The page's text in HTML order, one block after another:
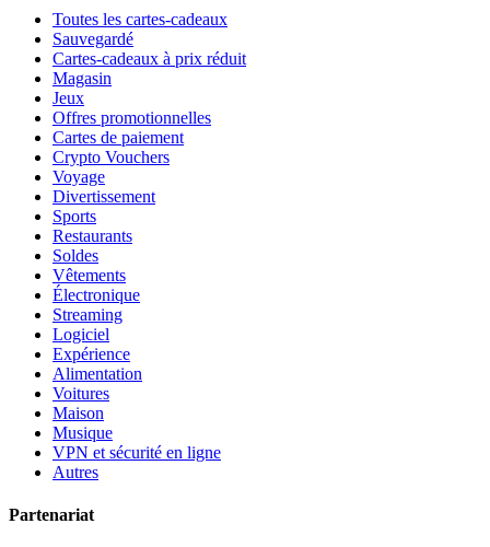
Toutes les cartes-cadeaux
Sauvegardé
Cartes-cadeaux à prix réduit
Magasin
Jeux
Offres promotionnelles
Cartes de paiement
Crypto Vouchers
Voyage
Divertissement
Sports
Restaurants
Soldes
Vêtements
Électronique
Streaming
Logiciel
Expérience
Alimentation
Voitures
Maison
Musique
VPN et sécurité en ligne
Autres
Partenariat